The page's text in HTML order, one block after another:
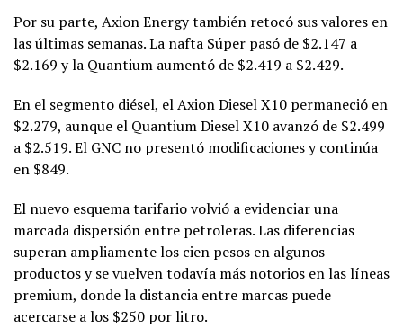
Por su parte, Axion Energy también retocó sus valores en
las últimas semanas. La nafta Súper pasó de $2.147 a
$2.169 y la Quantium aumentó de $2.419 a $2.429.
En el segmento diésel, el Axion Diesel X10 permaneció en
$2.279, aunque el Quantium Diesel X10 avanzó de $2.499
a $2.519. El GNC no presentó modificaciones y continúa
en $849.
El nuevo esquema tarifario volvió a evidenciar una
marcada dispersión entre petroleras. Las diferencias
superan ampliamente los cien pesos en algunos
productos y se vuelven todavía más notorios en las líneas
premium, donde la distancia entre marcas puede
acercarse a los $250 por litro.